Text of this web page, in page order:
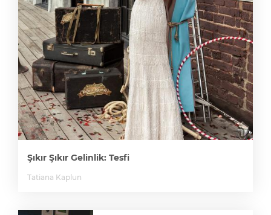
Şıkır Şıkır Gelinlik: Tesfi
Tatiana Kaplun